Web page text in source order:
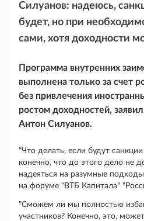
Силуанов: надеюсь,
будет, но при
сами, хотя доходности
Программа внутренних
выполнена только за счет
без привлечения
ростом доходностей,
Антон Силуанов.
"Что делать, если будут
конечно, что до этого дело не
надеяться на разумные
на форуме "ВТБ Капитала"
"Сможем ли мы полностью
участников? Конечно, это,